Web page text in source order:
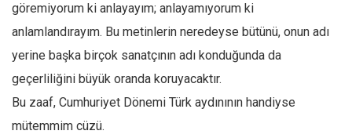
Amina S. Jenenkovic
Bağdagül Öz
Esra Elönü
» Yazar arşivi
Bu Sayı
göremiyorum ki anlayayım; anlayamıyorum ki
anlamlandırayım. Bu metinlerin neredeyse bütünü, onun adı
yerine başka birçok sanatçının adı konduğunda da
geçerliliğini büyük oranda koruyacaktır.
Bu zaaf, Cumhuriyet Dönemi Türk aydınının handiyse
mütemmim cüzü.